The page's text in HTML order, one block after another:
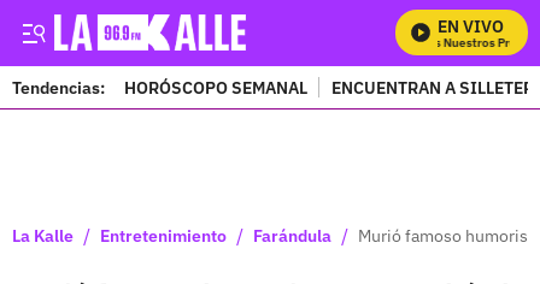
EN VIVO
Mira Todos Nuestros
Tendencias: HORÓSCOPO SEMANAL ENCUENTRAN A
La Kalle / Entretenimiento / Farándula / Murió famoso